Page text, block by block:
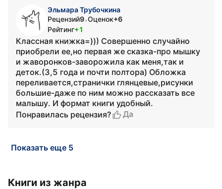
Эльмара Трубочкина
Рецензий9•Оценок+6
Рейтинг+1
Классная книжка=))) Совершенно случайно
приобрели ее,но первая же сказка-про мышку
и жаворонков-заворожила как меня,так и
деток.(3,5 года и почти полтора) Обложка
переливается,странички глянцевые,рисунки
большие-даже по ним можно рассказать все
малышу. И формат книги удобный.
Понравилась рецензия?
Да
Показать еще 5
Книги из жанра